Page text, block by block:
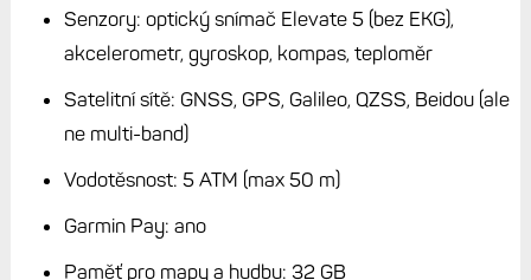
Hmotnost: 40 g (34 bez řemínku)
Pouzdro: polymer, titanová záda, safír
Řemínek: nylon, vyměnitelný, Quick Release (24
mm)
Displej: AMOLED dotykový, průměr 2“ (51,2 mm)
Rozlišení displeje: 448 × 486 pixelů